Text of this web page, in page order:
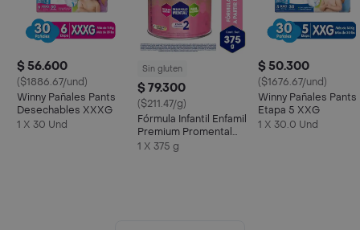
$ 56.600
($1886.67/und)
Winny Pañales Pants
Desechables XXXG
1 X 30 Und
Sin gluten
$ 79.300
($211.47/g)
Fórmula Infantil Enfamil
Premium Promental
Etapa 2 375 g
1 X 375 g
$ 50.300
($1676.67/und)
Winny Pañales Pants
Etapa 5 XXG
1 X 30.0 Und